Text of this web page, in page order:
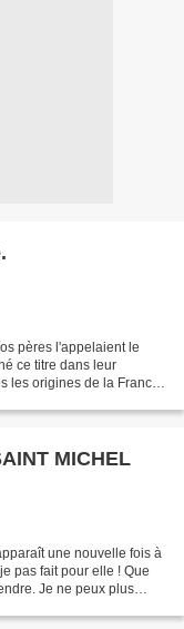
pères l'appelaient le
ce titre dans leur
les origines de la France,
MICHEL
une nouvelle fois à
pas fait pour elle ! Que
Je ne peux plus